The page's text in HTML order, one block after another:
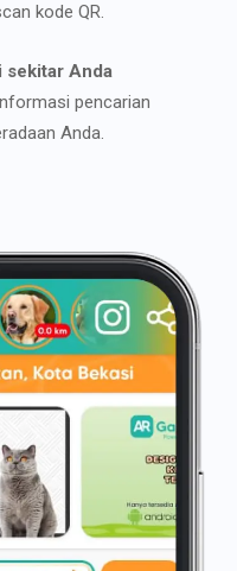
kode QR.
sekitar Anda
pencarian
Anda.